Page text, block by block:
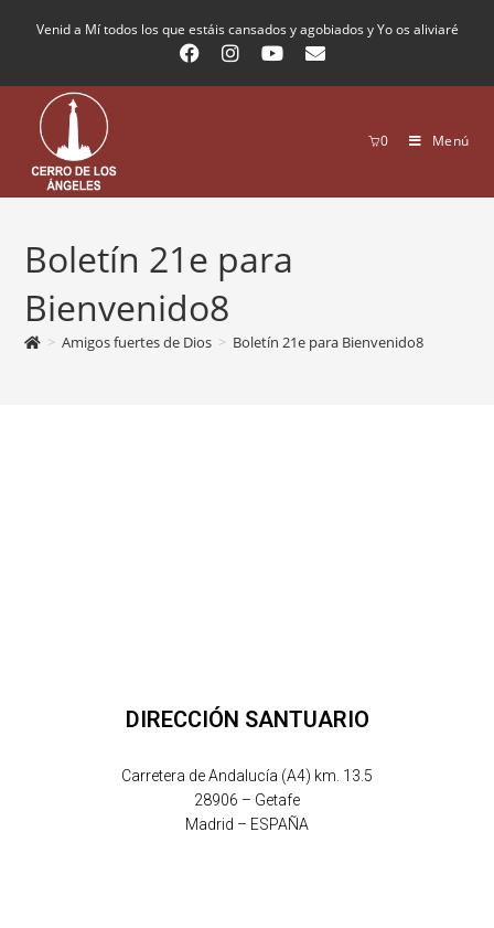
Venid a Mí todos los que estáis cansados y agobiados y Yo os aliviaré
0 Menú
Boletín 21e para
Bienvenido8
> Amigos fuertes de Dios > Boletín 21e para Bienvenido8
DIRECCIÓN SANTUARIO
Carretera de Andalucía (A4) km. 13.5
28906 – Getafe
Madrid – ESPAÑA